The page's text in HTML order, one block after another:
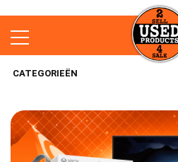
CATEGORIEËN